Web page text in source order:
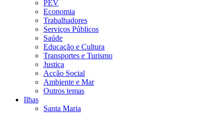
PEV
Economia
Trabalhadores
Serviços Públicos
Saúde
Educação e Cultura
Transportes e Turismo
Justiça
Acção Social
Ambiente e Mar
Outros temas
Ilhas
Santa Maria